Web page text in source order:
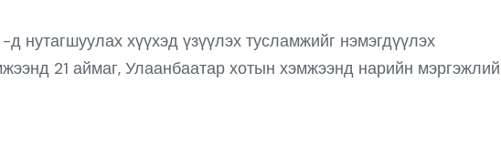
хүүхэд үзүүлэх тусламжийг нэмэгдүүлэх
21 аймаг, Улаанбаатар хотын хэмжээнд нарийн